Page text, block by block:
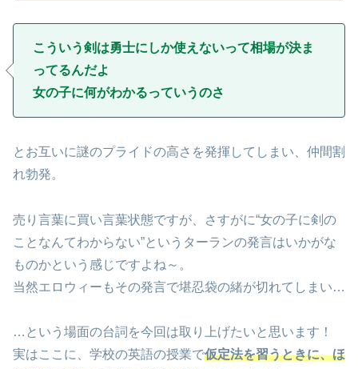
こういう剣は勇士にしか使えないって相場が決ま
ってるんだよ
女の子に何がわかるっていうのさ
とお互いに謎のプライドの高さを発揮してしまい、仲間割
れ勃発。
売り言葉に買い言葉状態ですが、さすがに“女の子に剣の
ことなんてわからない”というターランの発言はいかがな
ものかという感じですよね～。
当然エロウィーもその発言で堪忍袋の緒が切れてしまい…
…という場面の台詞を今回は取り上げたいと思います！
実はここに、学校の英語の授業で仮定法を習うときに、ほ